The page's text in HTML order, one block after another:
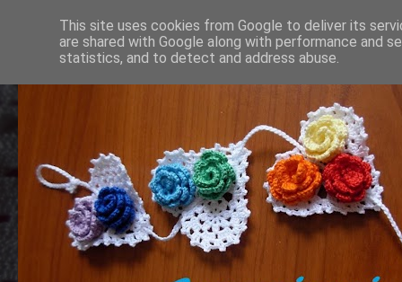
This site uses cookies from Google to deliver its
are shared with Google along with performance and
statistics, and to detect and address abuse.